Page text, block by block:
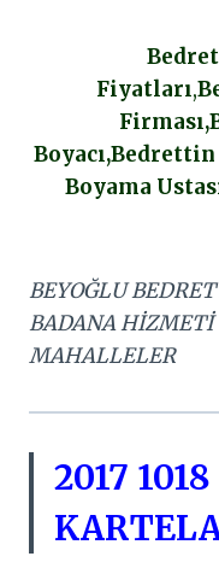
Fiyatları,
Boyacı,Bedrettin
Boyama
BEYOĞLU
BADANA
MAHALLELER
2017